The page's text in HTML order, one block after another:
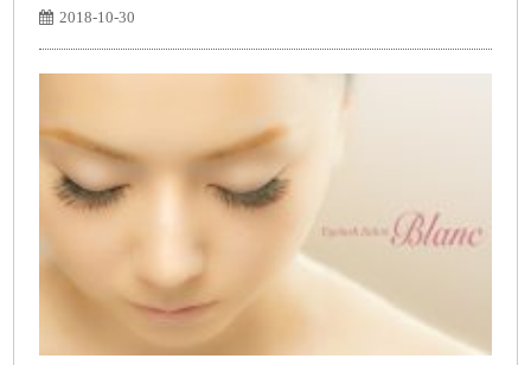
2018-10-30